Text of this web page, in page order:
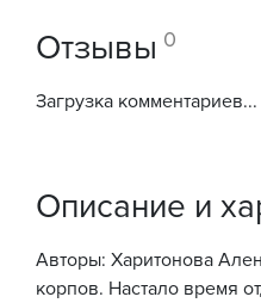
Отзывы 0
Загрузка комментариев...
Описание и
Авторы: Харитонова
корпов. Настало время